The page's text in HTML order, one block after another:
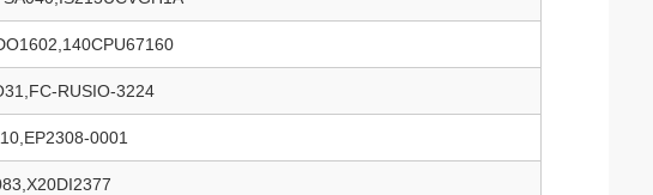
RUSIO-3224
0001